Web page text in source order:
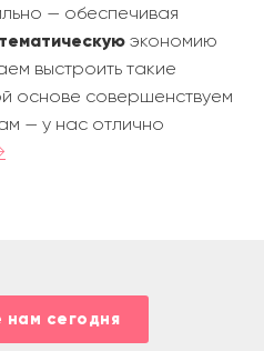
— обеспечивая
экономию
выстроить такие
основе совершенствуем
— у нас отлично
сегодня